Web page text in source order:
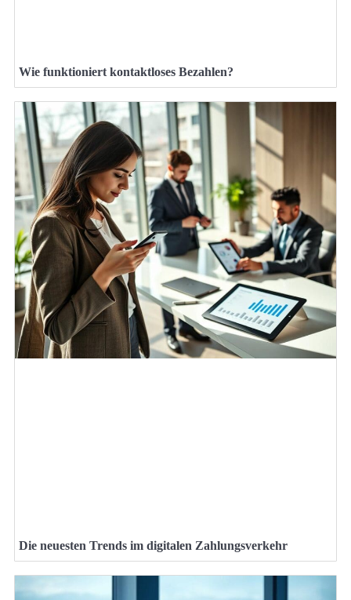
Wie funktioniert kontaktloses Bezahlen?
Die neuesten Trends im digitalen Zahlungsverkehr